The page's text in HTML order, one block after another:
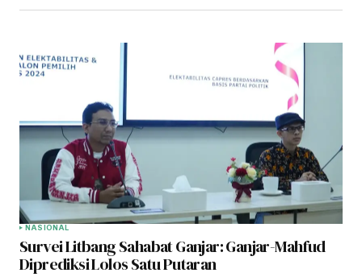
NASIONAL
Survei Litbang Sahabat Ganjar: Ganjar-Mahfud
Diprediksi Lolos Satu Putaran